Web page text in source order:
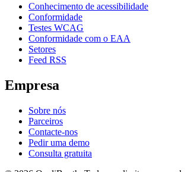
Conhecimento de acessibilidade
Conformidade
Testes WCAG
Conformidade com o EAA
Setores
Feed RSS
Empresa
Sobre nós
Parceiros
Contacte-nos
Pedir uma demo
Consulta gratuita